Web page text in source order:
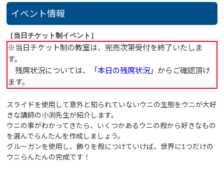
イベント情報
［当日チケット制イベント］
※当日チケット制の教室は、完売次第受付を終了いたしま
す。
残席状況については、
「本日の残席状況」 からご確認頂け
ます。
スライドを使用して意外と知られていないウニの生態をウニが大好
きな講師の小渕先生が紹介します。
ウニの事がわかってきたら、いくつかあるウニの殻から好きなもの
を選んでらんたんを作成しましょう。
グルーガンを使用し、飾りを殻につけていけば、世界に1つだけの
ウニらんたんの完成です！